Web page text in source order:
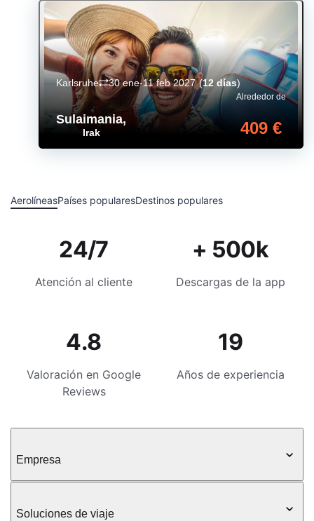
Sulaimania,
Irak
Alrededor de
409 €
Karlsruhe 30 ene-11 feb 2027(12 días)
AerolíneasPaíses popularesDestinos populares
24/7
Atención al cliente
+ 500k
Descargas de la app
4.8
Valoración en Google
Reviews
19
Años de experiencia
Empresa
Soluciones de viaje